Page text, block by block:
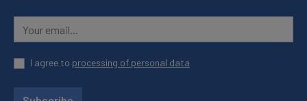
I agree to processing of personal data